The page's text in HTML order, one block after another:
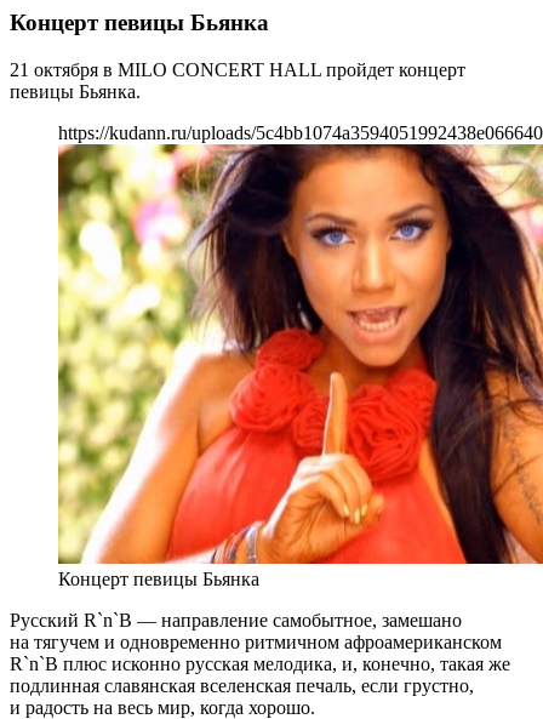
Концерт певицы Бьянка
21 октября в MILO CONCERT HALL пройдет концерт
певицы Бьянка.
https://kudann.ru/uploads/
Концерт певицы Бьянка
Русский R`n`B — направление самобытное, замешано
на тягучем и одновременно ритмичном афроамериканском
R`n`B плюс исконно русская мелодика, и, конечно, такая же
подлинная славянская вселенская печаль, если грустно,
и радость на весь мир, когда хорошо.